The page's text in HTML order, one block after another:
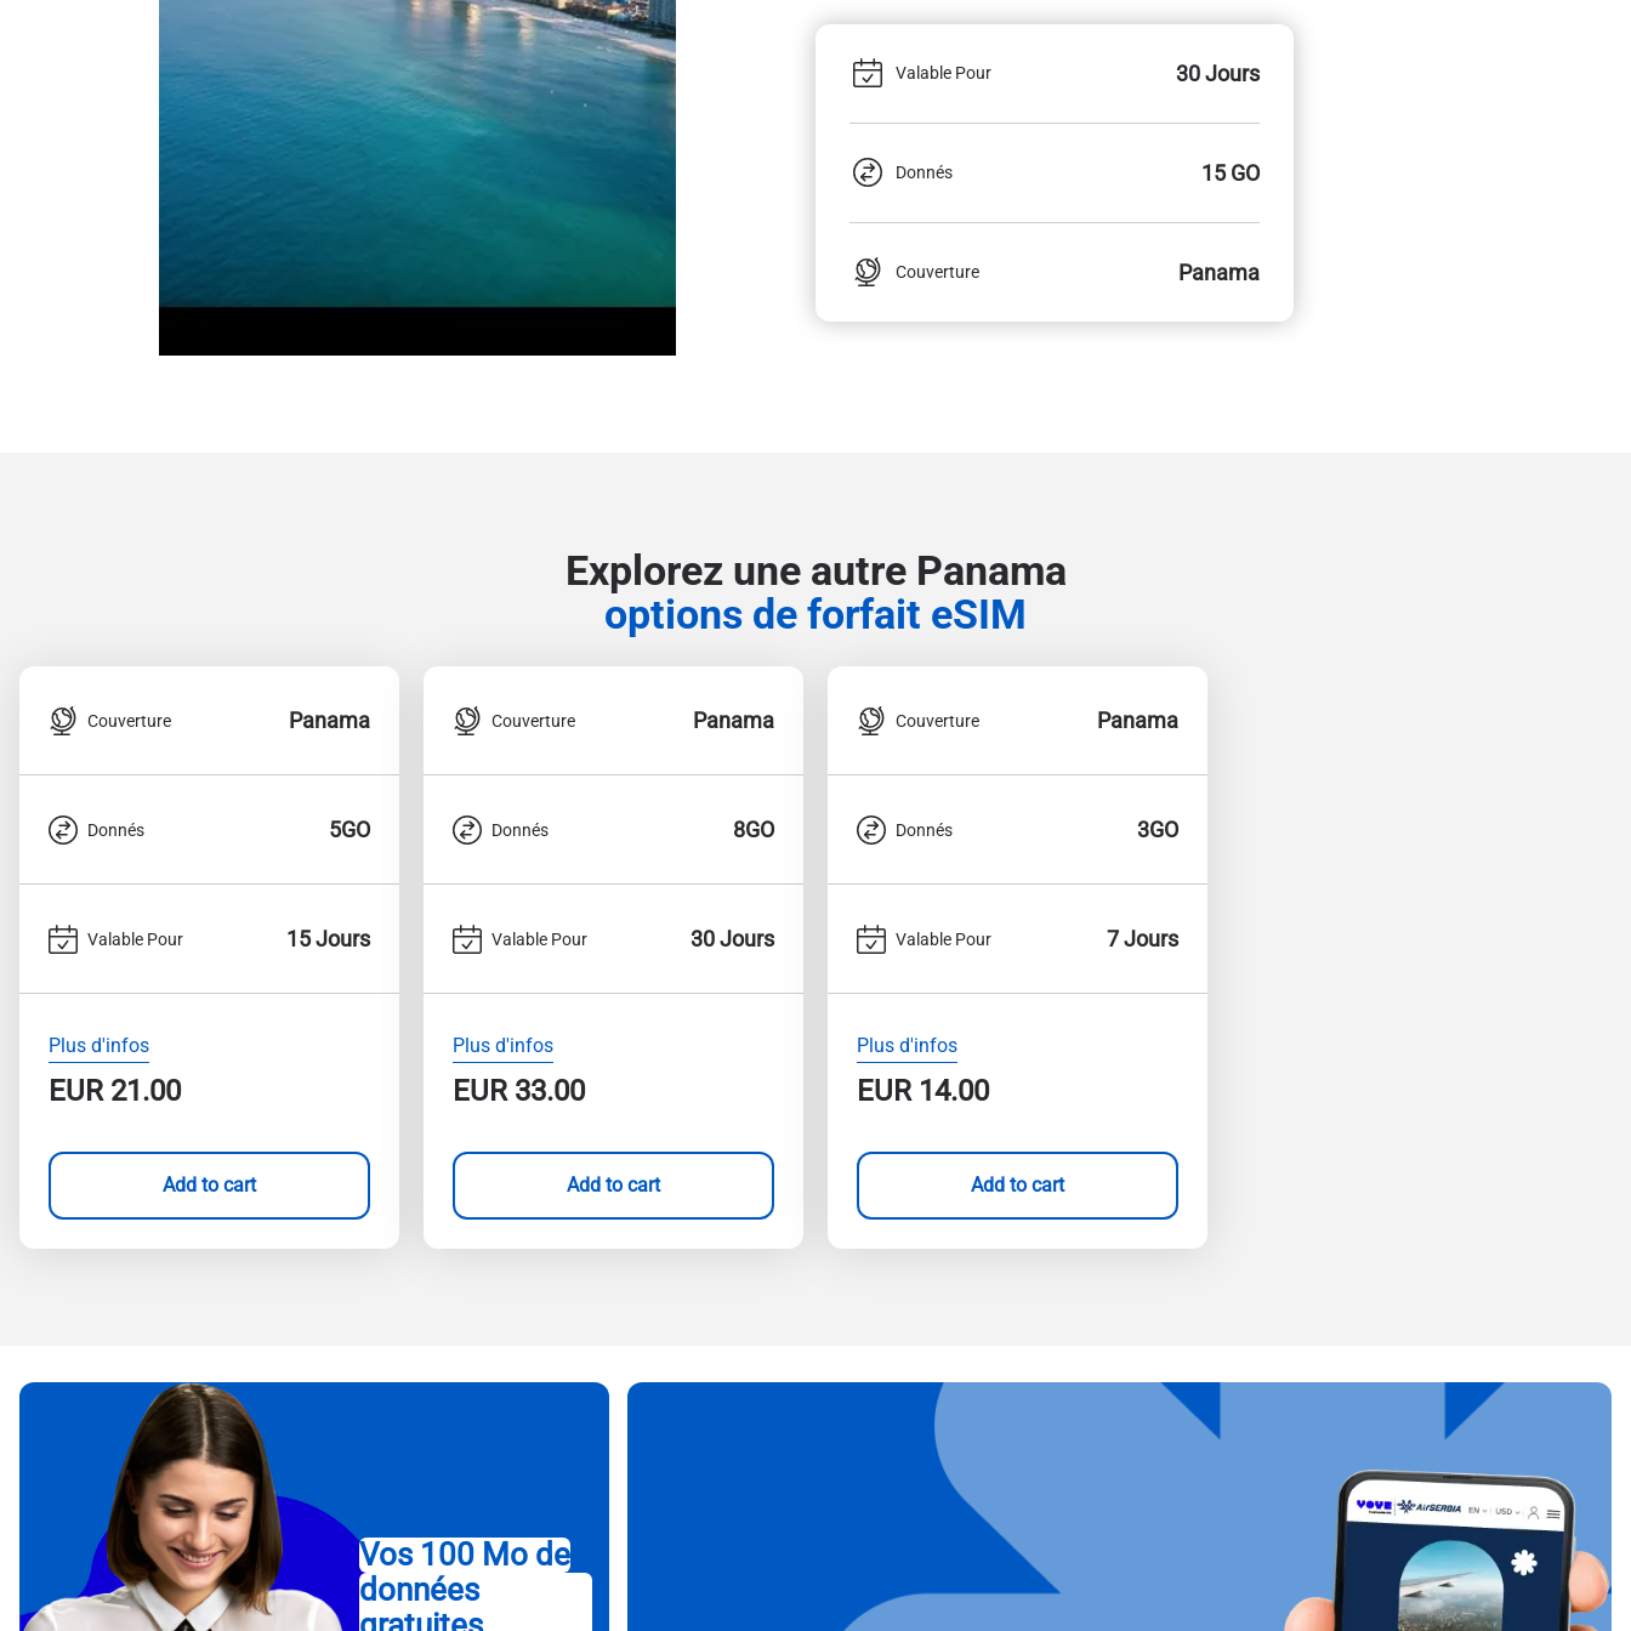
Valable Pour 30 Jours
Donnés 15 GO
Couverture Panama
Explorez une autre Panama
options de forfait eSIM
Couverture Panama
Donnés 5GO
Valable Pour 15 Jours
Plus d'infos
EUR21.00
Add to cart
Couverture Panama
Donnés 8GO
Valable Pour 30 Jours
Plus d'infos
EUR33.00
Add to cart
Couverture Panama
Donnés 3GO
Valable Pour 7 Jours
Plus d'infos
EUR14.00
Add to cart
Vos 100 Mo de
données